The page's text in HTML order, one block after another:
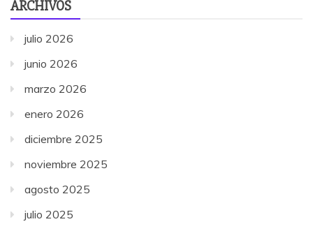
ARCHIVOS
julio 2026
junio 2026
marzo 2026
enero 2026
diciembre 2025
noviembre 2025
agosto 2025
julio 2025